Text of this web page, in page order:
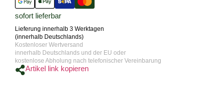
sofort lieferbar
Lieferung innerhalb 3 Werktagen
(innerhalb Deutschlands)
Kostenloser Wertversand
innerhalb Deutschlands und der EU oder
kostenlose Abholung nach telefonischer Vereinbarung
Artikel link kopieren